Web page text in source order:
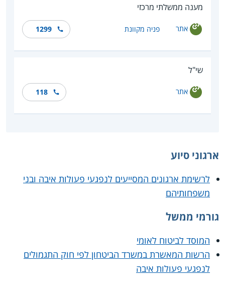
מענה ממשלתי מרכזי
אתר פניה מקוונת 1299
שי"ל
אתר 118
ארגוני סיוע
לרשימת ארגונים המסייעים לנפגעי פעולות איבה ובני
משפחותיהם
גורמי ממשל
המוסד לביטוח לאומי
הרשות המאשרת במשרד הביטחון לפי חוק התגמולים
לנפגעי פעולות איבה